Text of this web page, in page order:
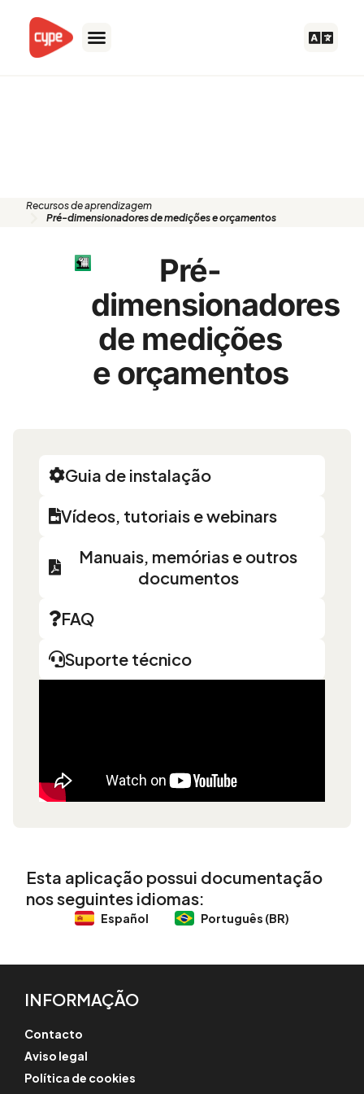
content
Recursos de aprendizagem​
Pré-dimensionadores de medições e orçamentos
Pré-
dimensionadores
de medições
e orçamentos
Guia de instalação
Vídeos, tutoriais e webinars
Manuais, memórias e outros
documentos
FAQ
Suporte técnico
Esta aplicação possui documentação
nos seguintes idiomas:
Español Português (BR)
INFORMAÇÃO
Contacto
Aviso legal
Política de cookies